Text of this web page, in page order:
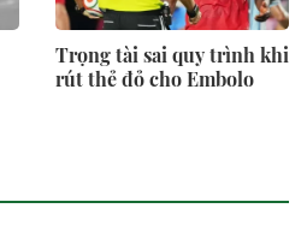
Trọng tài sai quy trình khi
rút thẻ đỏ cho Embolo